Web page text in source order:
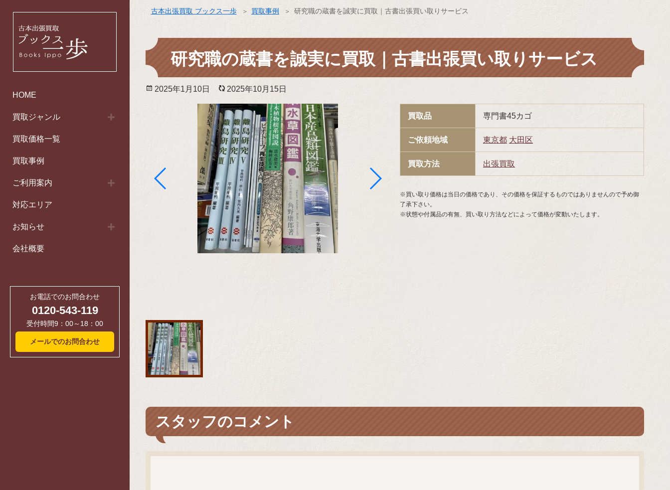
HOME
買取ジャンル
買取価格一覧
買取事例
ご利用案内
対応エリア
お知らせ
会社概要
お電話でのお問合わせ
0120-543-119
受付時間9：00～18：00
メールでのお問合わせ
古本出張買取 ブックス一歩 買取事例 研究職の蔵書を誠実に買取｜古書出張買い取りサービス
研究職の蔵書を誠実に買取｜古書出張買い取りサービス
投
2025年1月10日
更
新
日:
2025年10月15日
買取品 専門書45カゴ
ご依頼地域 東京都 大田区
買取方法 出張買取
※買い取り価格は当日の価格であり、その価格を保証するものではありませんので予め御
了承下さい。
※状態や付属品の有無、買い取り方法などによって価格が変動いたします。
スタッフのコメント